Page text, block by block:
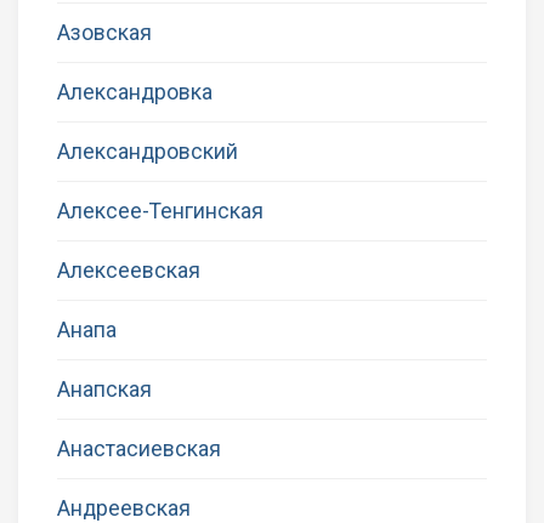
Азовская
Александровка
Александровский
Алексее-Тенгинская
Алексеевская
Анапа
Анапская
Анастасиевская
Андреевская